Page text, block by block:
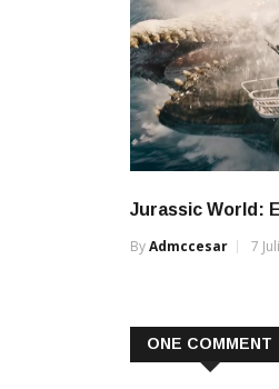
Jurassic World:
ByAdmccesar 7
ONE COMMENT